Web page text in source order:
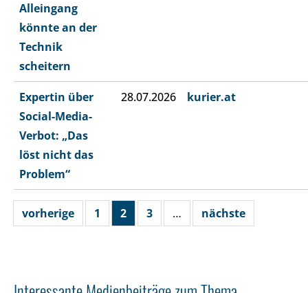
Alleingang
könnte an der
Technik
scheitern
Expertin über
Social-Media-
Verbot: „Das
löst nicht das
Problem“
28.07.2026 kurier.at
vorherige 1 2 3 … nächste